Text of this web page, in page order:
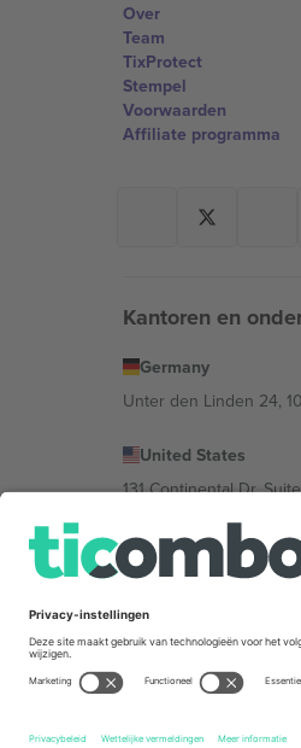
Over
Team
TixProtect
Stempel
Voorwaarden
Affiliate programma
Kantoren en
Germany
Unter den Linden 24,
United States
131 Continental Dr,
Bulgaria
Regus Sofia City West,
Mexico
Av Chapultepec 360,
het evenement, het